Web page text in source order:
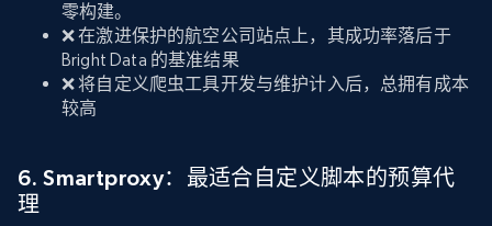
零构建。
❌ 在激进保护的航空公司站点上，其成功率落后于
Bright Data 的基准结果
❌ 将自定义爬虫工具开发与维护计入后，总拥有成本
较高
6. Smartproxy：最适合自定义脚本的预算代
理